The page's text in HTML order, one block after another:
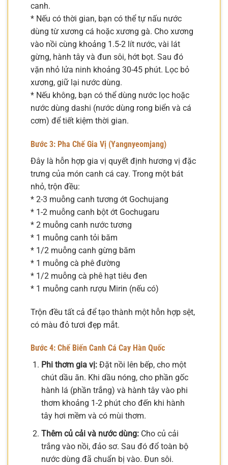
canh.
* Nếu có thời gian, bạn có thể tự nấu nước
dùng từ xương cá hoặc xương gà. Cho xương
vào nồi cùng khoảng 1.5-2 lít nước, vài lát
gừng, hành tây và đun sôi, hớt bọt. Sau đó
vặn nhỏ lửa ninh khoảng 30-45 phút. Lọc bỏ
xương, giữ lại nước dùng.
* Nếu không, bạn có thể dùng nước lọc hoặc
nước dùng dashi (nước dùng rong biển và cá
cơm) để tiết kiệm thời gian.
Bước 3: Pha Chế Gia Vị (Yangnyeomjang)
Đây là hỗn hợp gia vị quyết định hương vị đặc
trưng của món canh cá cay. Trong một bát
nhỏ, trộn đều:
* 2-3 muỗng canh tương ớt Gochujang
* 1-2 muỗng canh bột ớt Gochugaru
* 2 muỗng canh nước tương
* 1 muỗng canh tỏi băm
* 1/2 muỗng canh gừng băm
* 1 muỗng cà phê đường
* 1/2 muỗng cà phê hạt tiêu đen
* 1 muỗng canh rượu Mirin (nếu có)
Trộn đều tất cả để tạo thành một hỗn hợp sệt,
có màu đỏ tươi đẹp mắt.
Bước 4: Chế Biến Canh Cá Cay Hàn Quốc
Phi thơm gia vị:Đặt nồi lên bếp, cho một
chút dầu ăn. Khi dầu nóng, cho phần gốc
hành lá (phần trắng) và hành tây vào phi
thơm khoảng 1-2 phút cho đến khi hành
tây hơi mềm và có mùi thơm.
Thêm củ cải và nước dùng:Cho củ cải
trắng vào nồi, đảo sơ. Sau đó đổ toàn bộ
nước dùng đã chuẩn bị vào. Đun sôi.